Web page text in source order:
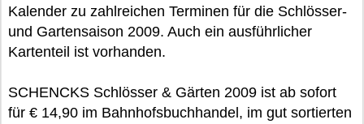
Kalender zu zahlreichen Terminen für die Schlösser-
und Gartensaison 2009. Auch ein ausführlicher
Kartenteil ist vorhanden.
SCHENCKS Schlösser & Gärten 2009 ist ab sofort
für € 14,90 im Bahnhofsbuchhandel, im gut sortierten